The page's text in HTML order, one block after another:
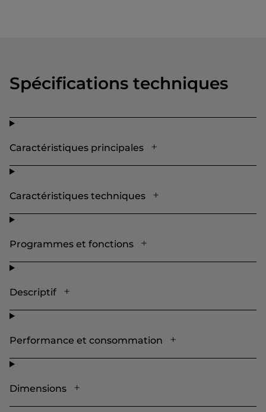
Spécifications techniques
Caractéristiques principales
Caractéristiques techniques
Programmes et fonctions
Descriptif
Performance et consommation
Dimensions